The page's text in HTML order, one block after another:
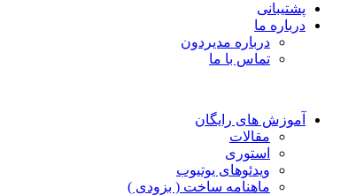
پشتیبانی
درباره ما
درباره مدیردون
تماس با ما
آموزش های رایگان
مقالات
استوری
ویدئوهای یوتیوب
ماهنامه ساخت ( بزودی )